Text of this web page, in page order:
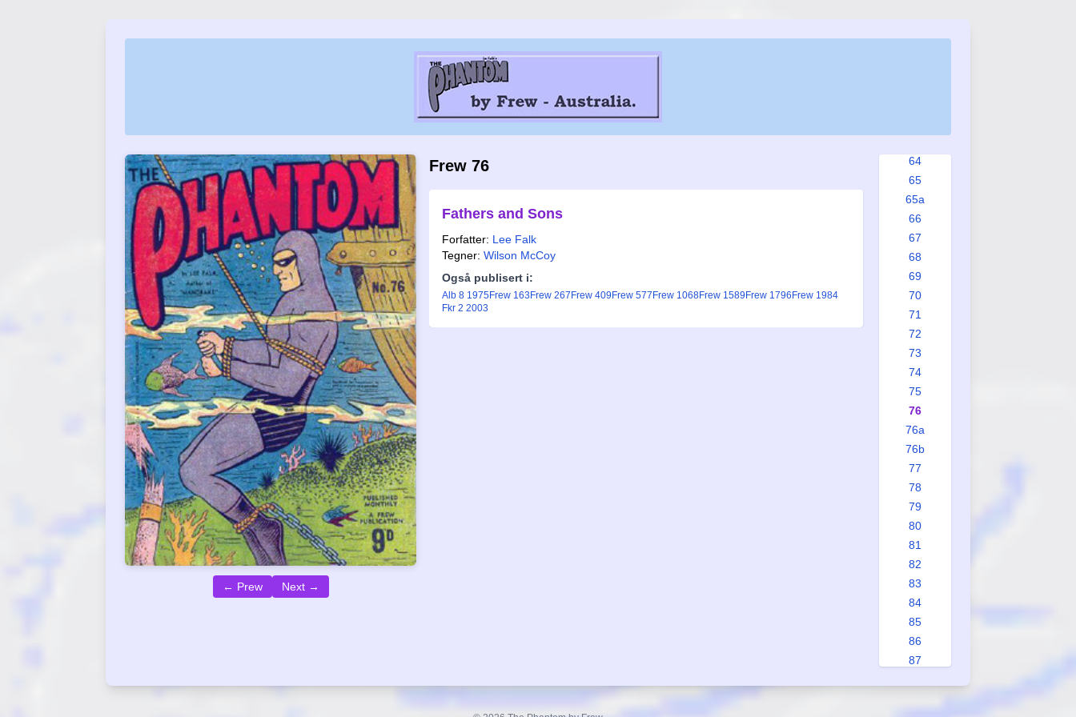
← Prew Next →
Frew 76
Fathers and Sons
Forfatter: Lee Falk
Tegner: Wilson McCoy
Også publisert i:
Alb 8 1975Frew 163 Frew 267 Frew 409 Frew 577 Frew 1068Frew 1589 Frew 1796 Frew 1984
Fkr 2 2003
64
65
65a
66
67
68
69
70
71
72
73
74
75
76
76a
76b
77
78
79
80
81
82
83
84
85
86
87